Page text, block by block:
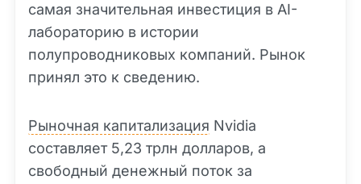
самая значительная инвестиция в AI-
лабораторию в истории
полупроводниковых компаний. Рынок
принял это к сведению.
Рыночная капитализация Nvidia
составляет 5,23 трлн долларов, а
свободный денежный поток за